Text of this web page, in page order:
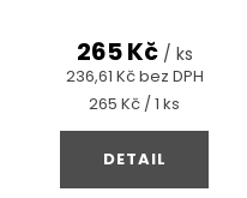
236,61 Kč bez DPH
265 Kč / ks
Měrná
cena:
265 Kč / 1 ks
DETAIL